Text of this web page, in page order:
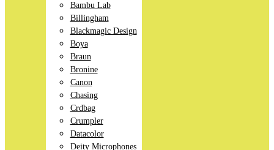
Bambu Lab
Billingham
Blackmagic Design
Boya
Braun
Bronine
Canon
Chasing
Crdbag
Crumpler
Datacolor
Deity Microphones